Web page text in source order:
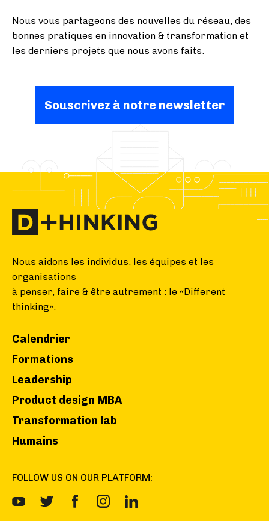
Nous vous partageons des nouvelles du réseau, des
bonnes pratiques en innovation & transformation et
les derniers projets que nous avons faits.
Souscrivez à notre newsletter
Nous aidons les individus, les équipes et les
organisations
à penser, faire & être autrement : le «Different
thinking».
Calendrier
Formations
Leadership
Product design MBA
Transformation lab
Humains
FOLLOW US ON OUR PLATFORM: